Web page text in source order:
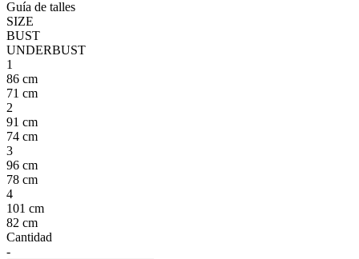
Guía de talles
SIZE
BUST
UNDERBUST
1
86 cm
71 cm
2
91 cm
74 cm
3
96 cm
78 cm
4
101 cm
82 cm
Cantidad
-